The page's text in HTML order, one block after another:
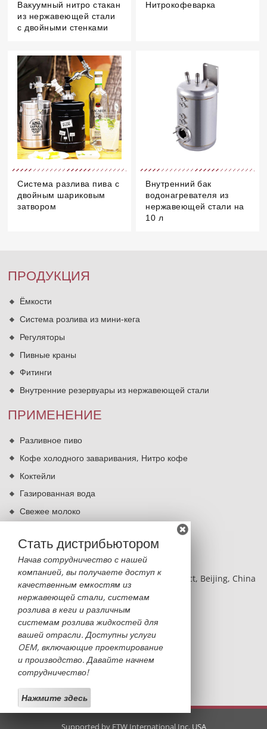
Вакуумный нитро стакан
из нержавеющей стали
с двойными стенками
Нитрокофеварка
Система разлива пива с
двойным шариковым
затвором
Внутренний бак
водонагревателя из
нержавеющей стали на
10 л
Стать дистрибьютором
Начав сотрудничество с нашей
компанией, вы получаете доступ к
качественным емкостям из
нержавеющей стали, системам
розлива в кеги и различным
системам розлива жидкостей для
вашей отрасли. Доступны услуги
OEM, включающие проектирование
и производство. Давайте начнем
сотрудничество!
Нажмите здесь
ПРОДУКЦИЯ
Ёмкости
Система розлива из мини-кега
Регуляторы
Пивные краны
Фитинги
Внутренние резервуары из нержавеющей стали
ПРИМЕНЕНИЕ
Разливное пиво
Кофе холодного заваривания, Нитро кофе
Коктейли
Газированная вода
Свежее молоко
КОНТАКТЫ
BLDG 2, NO.8 Hangfeng RD, Fengtai District, Beijing, China
Monica Sun
monica@sinobatoo.com
+86-13522369053
+86-10-63711730
+86-13522369053
Supported by ETW International Inc. USA